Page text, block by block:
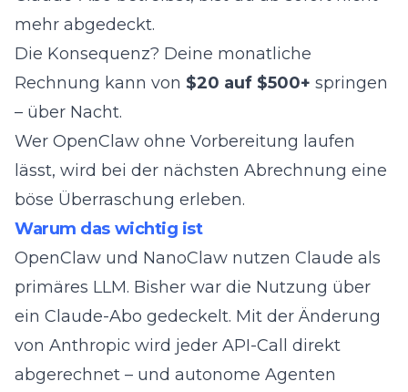
mehr abgedeckt.
Die Konsequenz? Deine monatliche
Rechnung kann von $20 auf $500+ springen
– über Nacht.
Wer OpenClaw ohne Vorbereitung laufen
lässt, wird bei der nächsten Abrechnung eine
böse Überraschung erleben.
Warum das wichtig ist
OpenClaw und NanoClaw nutzen Claude als
primäres LLM. Bisher war die Nutzung über
ein Claude-Abo gedeckelt. Mit der Änderung
von Anthropic wird jeder API-Call direkt
abgerechnet – und autonome Agenten